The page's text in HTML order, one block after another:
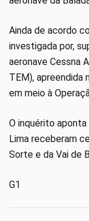
Ainda de acordo
investigada por,
aeronave Cessna
TEM), apreendida
em meio à
O inquérito
Lima receberam
Sorte e da Vai de
G1